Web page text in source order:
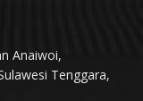
Anaiwoi,
Tenggara,